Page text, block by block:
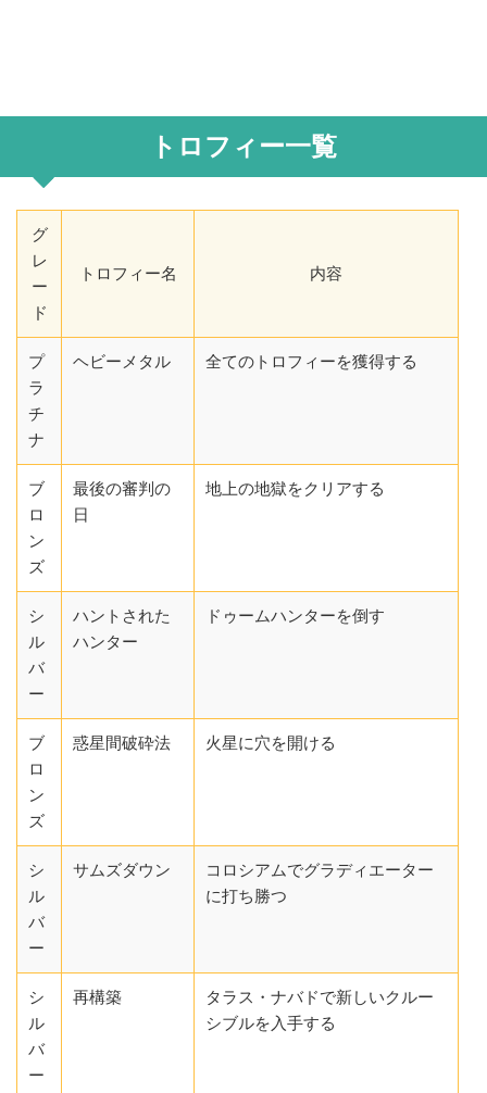
トロフィー一覧
グ
レ
ー
ド
トロフィー名 内容
プ
ラ
チ
ナ
ヘビーメタル 全てのトロフィーを獲得する
ブ
ロ
ン
ズ
最後の審判の
日
地上の地獄をクリアする
シ
ル
バ
ー
ハントされた
ハンター
ドゥームハンターを倒す
ブ
ロ
ン
ズ
惑星間破砕法 火星に穴を開ける
シ
ル
バ
ー
サムズダウン
コロシアムでグラディエーター
に打ち勝つ
シ
ル
バ
ー
再構築
タラス・ナバドで新しいクルー
シブルを入手する